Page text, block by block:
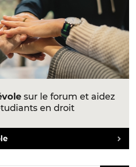
sur le forum et aidez
en droit